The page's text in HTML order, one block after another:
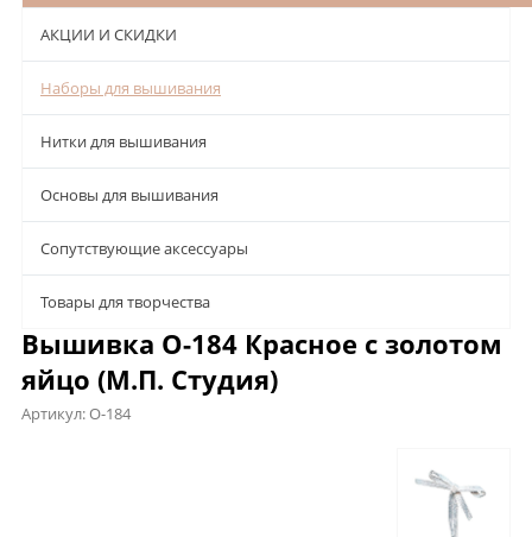
АКЦИИ И СКИДКИ
Наборы для вышивания
Нитки для вышивания
Основы для вышивания
Сопутствующие аксессуары
Товары для творчества
Вышивка О-184 Красное с золотом
яйцо (М.П. Студия)
Артикул:О-184